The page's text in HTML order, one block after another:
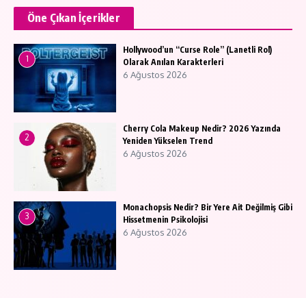
Öne Çıkan İçerikler
1
Hollywood’un “Curse Role” (Lanetli Rol)
Olarak Anılan Karakterleri
6 Ağustos 2026
2
Cherry Cola Makeup Nedir? 2026 Yazında
Yeniden Yükselen Trend
6 Ağustos 2026
3
Monachopsis Nedir? Bir Yere Ait Değilmiş Gibi
Hissetmenin Psikolojisi
6 Ağustos 2026